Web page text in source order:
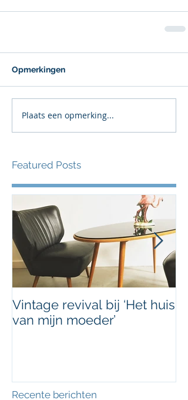
Opmerkingen
Plaats een opmerking...
Featured Posts
Vintage revival bij ‘Het huis
van mijn moeder’
Recente berichten